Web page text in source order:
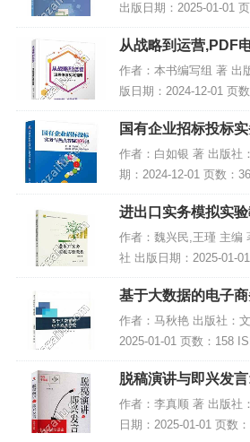
出版日期：2025-01-01
50196 电子书大小：
内容简介...
从战略到运营,PDF
盘资源
作者：本书编写组 著 出
版日期：2024-12-01 页
4774 电子书大小：
容简介...
国有企业招标投标
PDF电子书下载
作者：白如银 著 出版社
期：2024-12-01 页数：
电子书大小：242MB [高
介 本书...
进出口实务模拟实
书下载
作者：魏兴民,王瑾 主编
社 出版日期：2025-01-
01349410 电子书大小：
式] 内...
基于大数据的电子
子书下载,网盘资源
作者：马秋艳 出版社：
2025-01-01 页数：158
书大小：213MB [高清扫
著作题...
脱稿演讲与即兴发
DF电子书网盘下载
作者：李真顺 著 出版社
日期：2025-01-01 页数